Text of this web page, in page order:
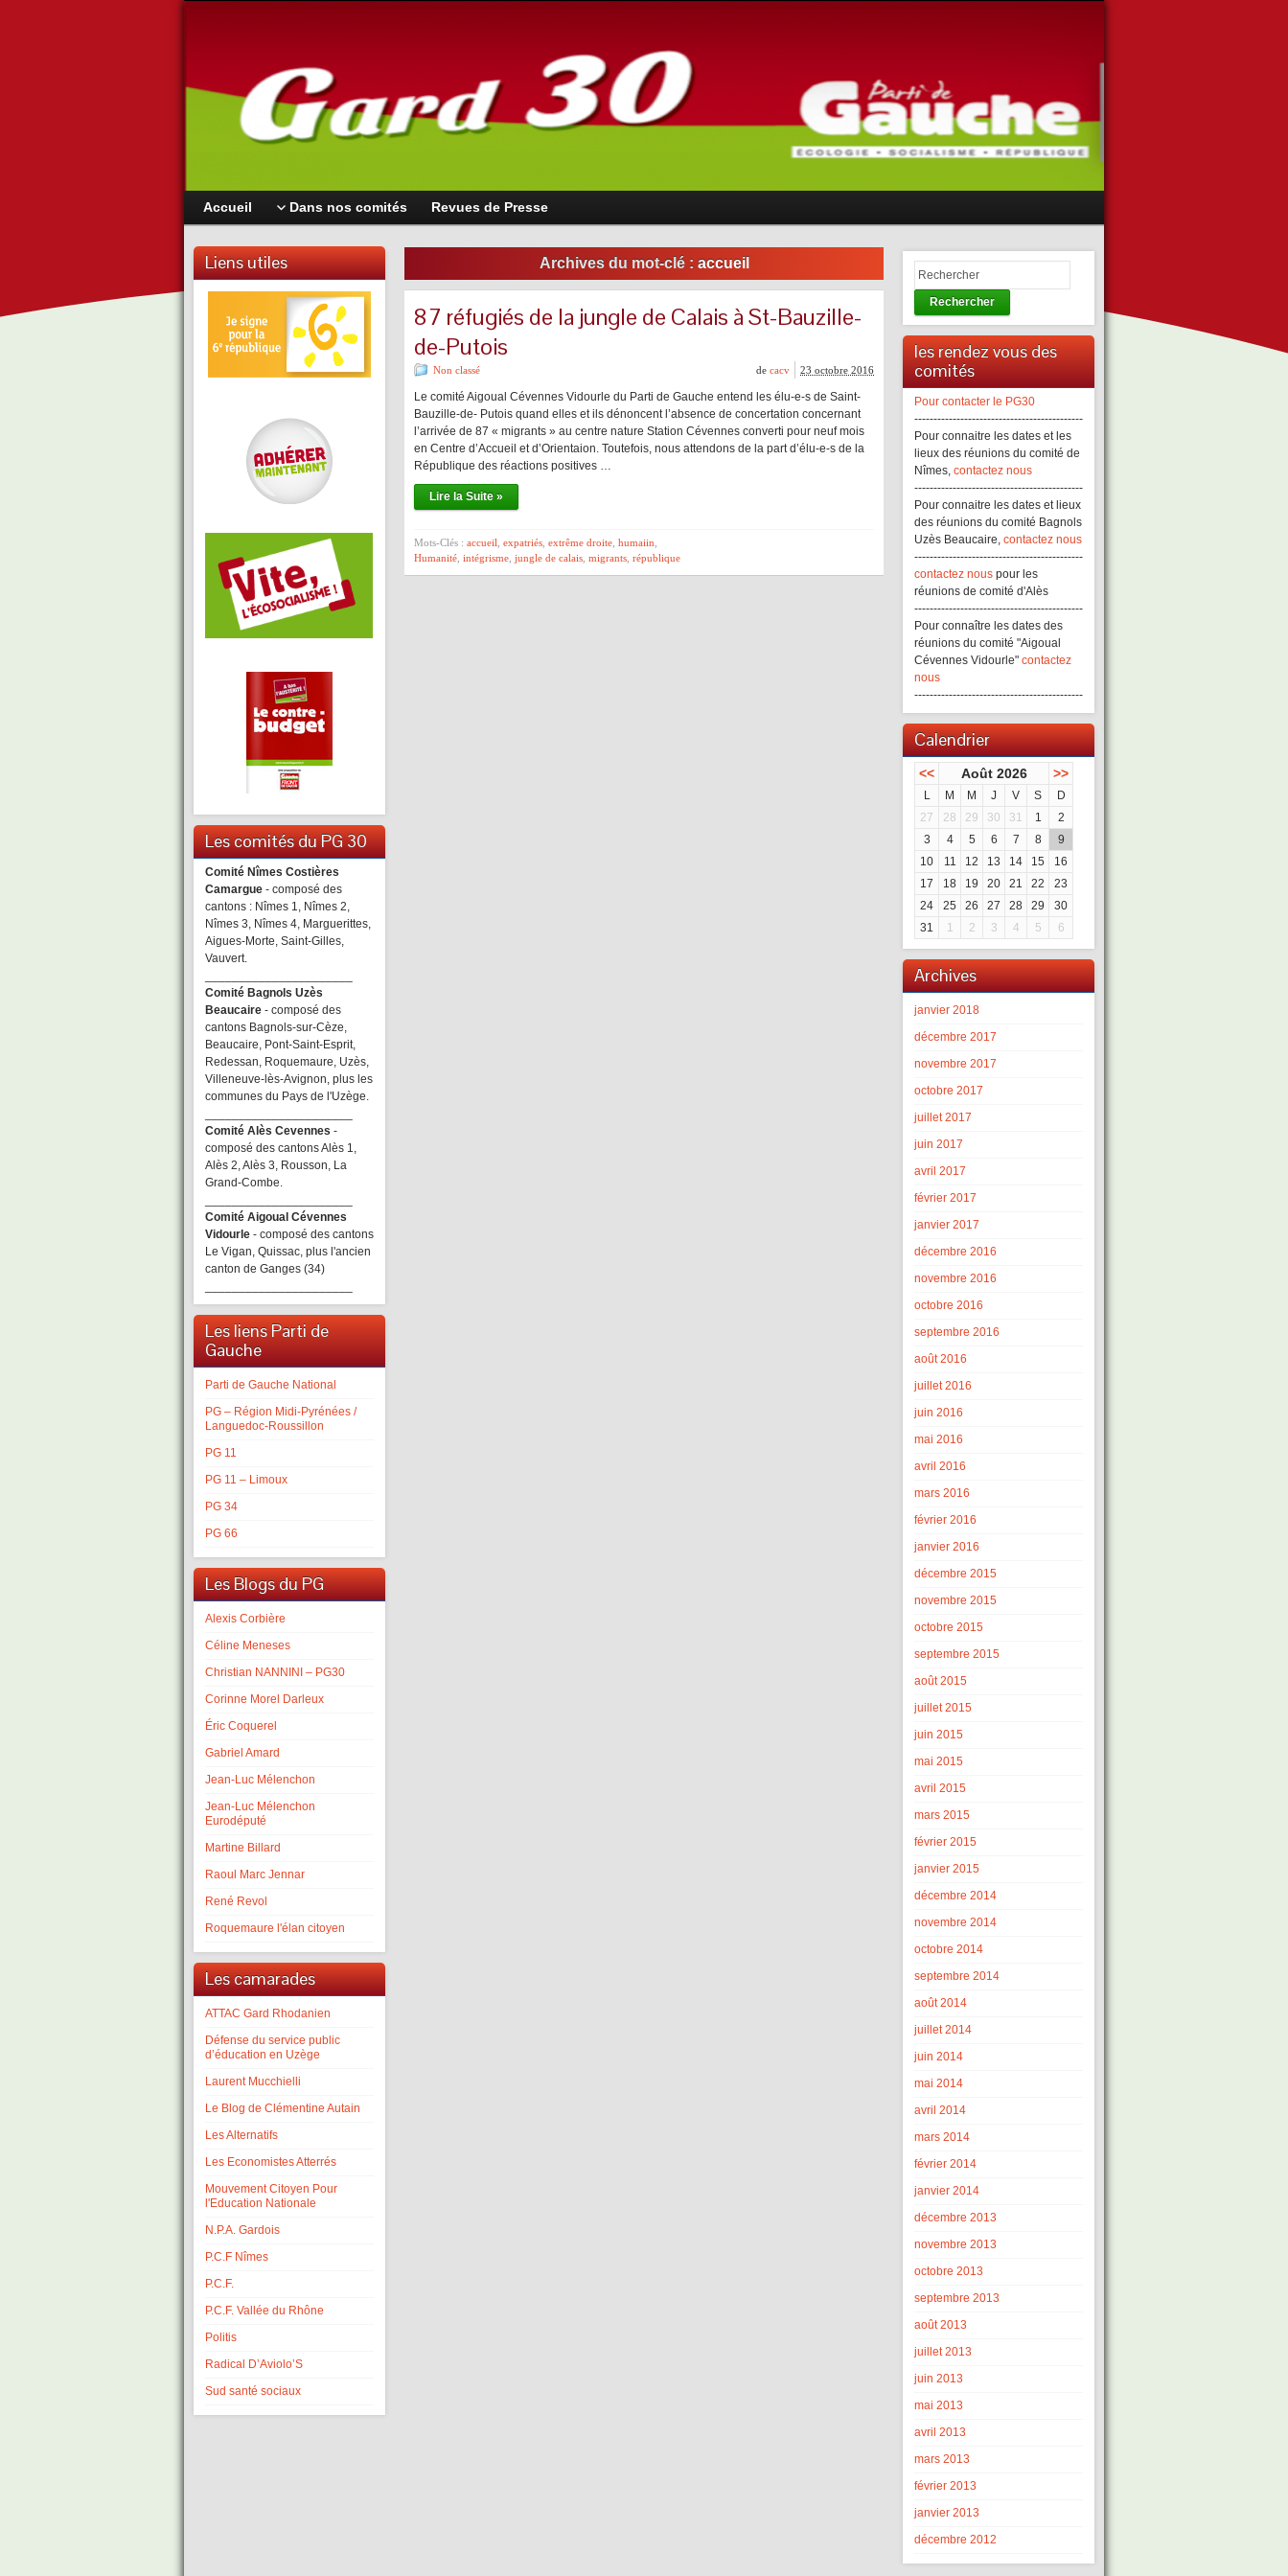
Accueil Dans nos comités Revues de Presse
Liens utiles
Les comités du PG 30
Comité Nîmes Costières
Camargue - composé des
cantons : Nîmes 1, Nîmes 2,
Nîmes 3, Nîmes 4, Marguerittes,
Aigues-Morte, Saint-Gilles,
Vauvert.
Comité Bagnols Uzès
Beaucaire - composé des
cantons Bagnols-sur-Cèze,
Beaucaire, Pont-Saint-Esprit,
Redessan, Roquemaure, Uzès,
Villeneuve-lès-Avignon, plus les
communes du Pays de l'Uzège.
Comité Alès Cevennes -
composé des cantons Alès 1,
Alès 2, Alès 3, Rousson, La
Grand-Combe.
Comité Aigoual Cévennes
Vidourle - composé des cantons
Le Vigan, Quissac, plus l'ancien
canton de Ganges (34)
Les liens Parti de
Gauche
Parti de Gauche National
PG – Région Midi-Pyrénées /
Languedoc-Roussillon
PG 11
PG 11 – Limoux
PG 34
PG 66
Les Blogs du PG
Alexis Corbière
Céline Meneses
Christian NANNINI – PG30
Corinne Morel Darleux
Éric Coquerel
Gabriel Amard
Jean-Luc Mélenchon
Jean-Luc Mélenchon
Eurodéputé
Martine Billard
Raoul Marc Jennar
René Revol
Roquemaure l'élan citoyen
Les camarades
ATTAC Gard Rhodanien
Défense du service public
d’éducation en Uzège
Laurent Mucchielli
Le Blog de Clémentine Autain
Les Alternatifs
Les Economistes Atterrés
Mouvement Citoyen Pour
l'Education Nationale
N.P.A. Gardois
P.C.F Nîmes
P.C.F.
P.C.F. Vallée du Rhône
Politis
Radical D’Aviolo’S
Sud santé sociaux
Archives du mot-clé : accueil
87 réfugiés de la jungle de Calais à St-Bauzille-
de-Putois
Non classé 23 octobre 2016
de cacv
Le comité Aigoual Cévennes Vidourle du Parti de Gauche entend les élu-e-s de Saint-
Bauzille-de- Putois quand elles et ils dénoncent l’absence de concertation concernant
l’arrivée de 87 « migrants » au centre nature Station Cévennes converti pour neuf mois
en Centre d’Accueil et d’Orientaion. Toutefois, nous attendons de la part d’élu-e-s de la
République des réactions positives …
Lire la Suite »
Mots-Clés : accueil expatriés extrême droite humaiin
Humanité intégrisme jungle de calais migrants république
Rechercher
les rendez vous des
comités
Pour contacter le PG30
--------------------------------------------
Pour connaitre les dates et les
lieux des réunions du comité de
Nîmes, contactez nous
--------------------------------------------
Pour connaitre les dates et lieux
des réunions du comité Bagnols
Uzès Beaucaire, contactez nous
--------------------------------------------
contactez nous pour les
réunions de comité d'Alès
--------------------------------------------
Pour connaître les dates des
réunions du comité "Aigoual
Cévennes Vidourle" contactez
nous
--------------------------------------------
Calendrier
<< Août 2026 >>
L M M J V S
D
27
28 29 30 31 1
2
3
4 5 6 7 8
9
10
11 12 13 14 15
16
17
18 19 20 21 22
23
24
25 26 27 28 29
30
31
1 2 3 4 5 6
Archives
janvier 2018
décembre 2017
novembre 2017
octobre 2017
juillet 2017
juin 2017
avril 2017
février 2017
janvier 2017
décembre 2016
novembre 2016
octobre 2016
septembre 2016
août 2016
juillet 2016
juin 2016
mai 2016
avril 2016
mars 2016
février 2016
janvier 2016
décembre 2015
novembre 2015
octobre 2015
septembre 2015
août 2015
juillet 2015
juin 2015
mai 2015
avril 2015
mars 2015
février 2015
janvier 2015
décembre 2014
novembre 2014
octobre 2014
septembre 2014
août 2014
juillet 2014
juin 2014
mai 2014
avril 2014
mars 2014
février 2014
janvier 2014
décembre 2013
novembre 2013
octobre 2013
septembre 2013
août 2013
juillet 2013
juin 2013
mai 2013
avril 2013
mars 2013
février 2013
janvier 2013
décembre 2012